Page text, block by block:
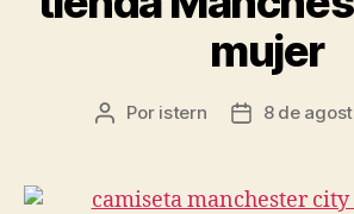
mujer
Autor
entrada
Por istern
Fecha
entrada
8 de